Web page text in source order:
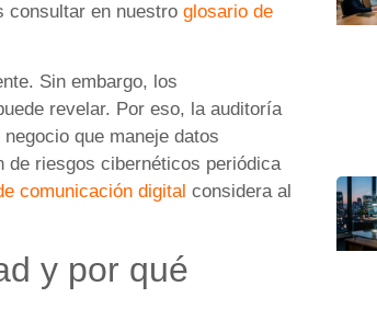
consultar en nuestro glosario de
Sin embargo, los
revelar. Por eso, la auditoría
que maneje datos
de riesgos cibernéticos periódica
comunicación digital considera al
y por qué